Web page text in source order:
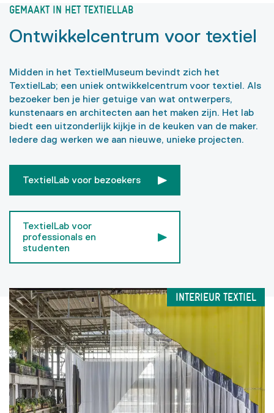
GEMAAKT IN HET TEXTIELLAB
Ontwikkelcentrum voor textiel
Midden in het TextielMuseum bevindt zich het
TextielLab; een uniek ontwikkelcentrum voor textiel. Als
bezoeker ben je hier getuige van wat ontwerpers,
kunstenaars en architecten aan het maken zijn. Het lab
biedt een uitzonderlijk kijkje in de keuken van de maker.
Iedere dag werken we aan nieuwe, unieke projecten.
TextielLab voor bezoekers
TextielLab voor
professionals en
studenten
INTERIEUR TEXTIEL